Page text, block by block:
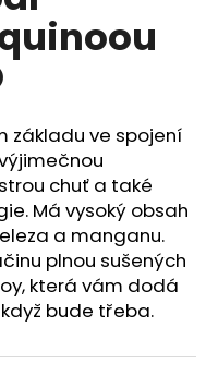
základu ve spojení
chuť a také
Má vysoký obsah
a manganu.
plnou sušených
která vám dodá
bude třeba.